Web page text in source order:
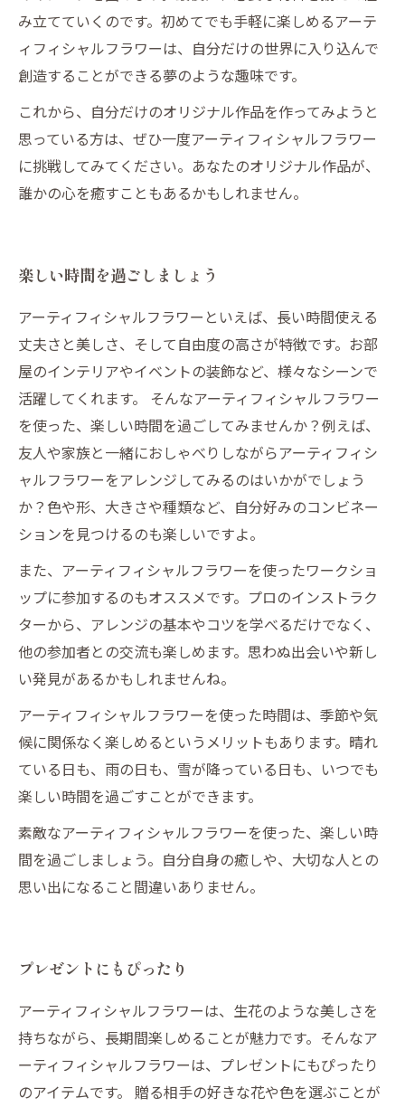
み立てていくのです。初めてでも手軽に楽しめるアーテ
ィフィシャルフラワーは、自分だけの世界に入り込んで
創造することができる夢のような趣味です。
これから、自分だけのオリジナル作品を作ってみようと
思っている方は、ぜひ一度アーティフィシャルフラワー
に挑戦してみてください。あなたのオリジナル作品が、
誰かの心を癒すこともあるかもしれません。
楽しい時間を過ごしましょう
アーティフィシャルフラワーといえば、長い時間使える
丈夫さと美しさ、そして自由度の高さが特徴です。お部
屋のインテリアやイベントの装飾など、様々なシーンで
活躍してくれます。 そんなアーティフィシャルフラワー
を使った、楽しい時間を過ごしてみませんか？例えば、
友人や家族と一緒におしゃべりしながらアーティフィシ
ャルフラワーをアレンジしてみるのはいかがでしょう
か？色や形、大きさや種類など、自分好みのコンビネー
ションを見つけるのも楽しいですよ。
また、アーティフィシャルフラワーを使ったワークショ
ップに参加するのもオススメです。プロのインストラク
ターから、アレンジの基本やコツを学べるだけでなく、
他の参加者との交流も楽しめます。思わぬ出会いや新し
い発見があるかもしれませんね。
アーティフィシャルフラワーを使った時間は、季節や気
候に関係なく楽しめるというメリットもあります。晴れ
ている日も、雨の日も、雪が降っている日も、いつでも
楽しい時間を過ごすことができます。
素敵なアーティフィシャルフラワーを使った、楽しい時
間を過ごしましょう。自分自身の癒しや、大切な人との
思い出になること間違いありません。
プレゼントにもぴったり
アーティフィシャルフラワーは、生花のような美しさを
持ちながら、長期間楽しめることが魅力です。そんなア
ーティフィシャルフラワーは、プレゼントにもぴったり
のアイテムです。 贈る相手の好きな花や色を選ぶことが